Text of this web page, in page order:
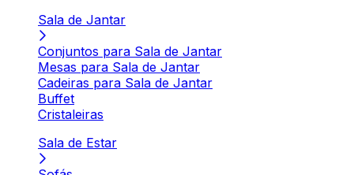
Sala de Jantar
Conjuntos para Sala de Jantar
Mesas para Sala de Jantar
Cadeiras para Sala de Jantar
Buffet
Cristaleiras
Sala de Estar